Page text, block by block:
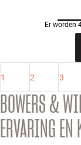
Er worden
1 2 3
BOWERS &
ERVARING EN